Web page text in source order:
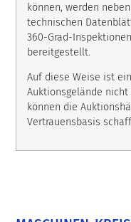
können, werden
technischen
360-Grad-
bereitgestellt.
Auf diese Weise ist
Auktionsgelände
können die
Vertrauensbasis